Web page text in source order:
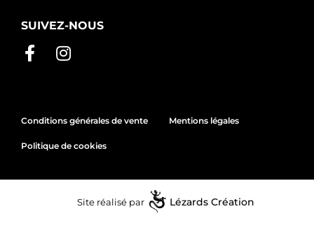
SUIVEZ-NOUS
Conditions générales de vente Mentions légales
Politique de cookies
Site réalisé par Lézards Création